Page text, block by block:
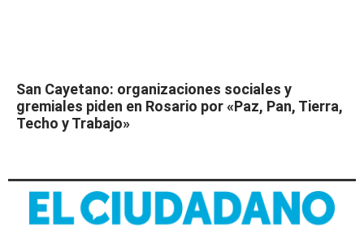
San Cayetano: organizaciones sociales y
gremiales piden en Rosario por «Paz, Pan, Tierra,
Techo y Trabajo»